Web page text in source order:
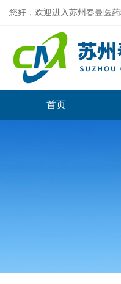
您好，欢迎进入苏州春曼医
首页